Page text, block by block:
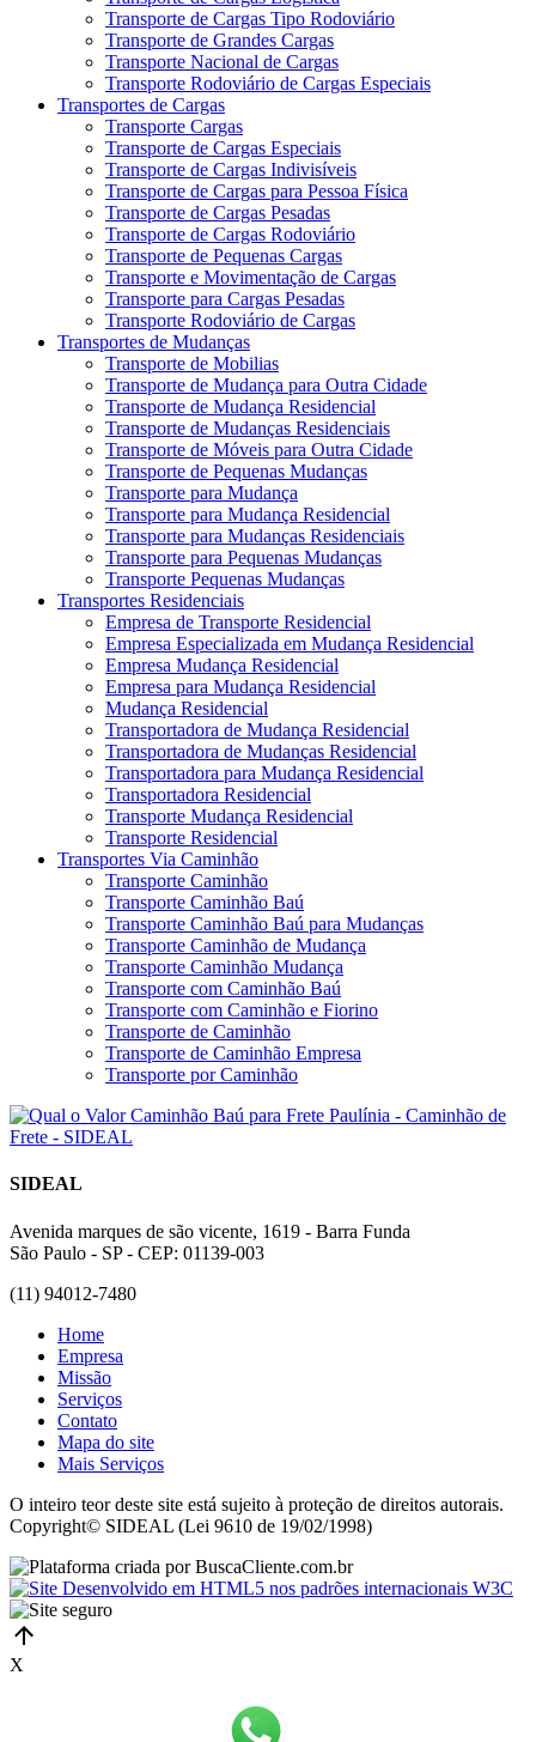
Transporte de Cargas Tipo Rodoviário
Transporte de Grandes Cargas
Transporte Nacional de Cargas
Transporte Rodoviário de Cargas Especiais
Transportes de Cargas
Transporte Cargas
Transporte de Cargas Especiais
Transporte de Cargas Indivisíveis
Transporte de Cargas para Pessoa Física
Transporte de Cargas Pesadas
Transporte de Cargas Rodoviário
Transporte de Pequenas Cargas
Transporte e Movimentação de Cargas
Transporte para Cargas Pesadas
Transporte Rodoviário de Cargas
Transportes de Mudanças
Transporte de Mobilias
Transporte de Mudança para Outra Cidade
Transporte de Mudança Residencial
Transporte de Mudanças Residenciais
Transporte de Móveis para Outra Cidade
Transporte de Pequenas Mudanças
Transporte para Mudança
Transporte para Mudança Residencial
Transporte para Mudanças Residenciais
Transporte para Pequenas Mudanças
Transporte Pequenas Mudanças
Transportes Residenciais
Empresa de Transporte Residencial
Empresa Especializada em Mudança Residencial
Empresa Mudança Residencial
Empresa para Mudança Residencial
Mudança Residencial
Transportadora de Mudança Residencial
Transportadora de Mudanças Residencial
Transportadora para Mudança Residencial
Transportadora Residencial
Transporte Mudança Residencial
Transporte Residencial
Transportes Via Caminhão
Transporte Caminhão
Transporte Caminhão Baú
Transporte Caminhão Baú para Mudanças
Transporte Caminhão de Mudança
Transporte Caminhão Mudança
Transporte com Caminhão Baú
Transporte com Caminhão e Fiorino
Transporte de Caminhão
Transporte de Caminhão Empresa
Transporte por Caminhão
SIDEAL
Avenida marques de são vicente, 1619 - Barra Funda
São Paulo - SP - CEP: 01139-003
(11) 94012-7480
Home
Empresa
Missão
Serviços
Contato
Mapa do site
Mais Serviços
O inteiro teor deste site está sujeito à proteção de direitos autorais.
Copyright© SIDEAL (Lei 9610 de 19/02/1998)
X